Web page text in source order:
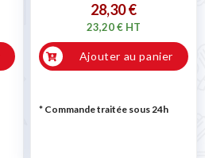
28,30 €
23,20 € HT
Ajouter au panier
* Commande traitée sous 24h